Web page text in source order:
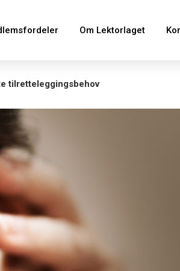
Om Lektorlaget
tilretteleggingsbehov